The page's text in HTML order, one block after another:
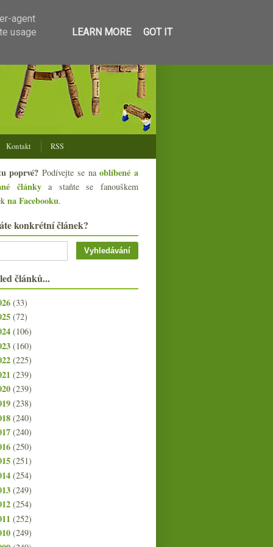
Kontakt RSS
poprvé? Podívejte se naoblíbené a
článkya staňte se fanouškem
na Facebooku.
konkrétní článek?
článků...
(33)
(72)
(106)
(160)
(225)
(239)
(239)
(238)
(240)
(240)
(250)
(251)
(254)
(249)
(254)
(252)
(249)
agent
usage
LEARN MORE GOT IT